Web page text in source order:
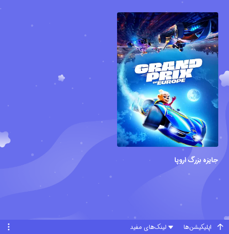
جایزه بزرگ اروپا
اپلیکیشن‌ها لینک‌های مفید